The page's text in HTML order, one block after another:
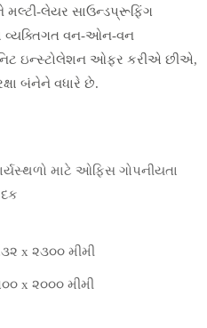
મલ્ટી-લેયર સાઉન્ડપ્રૂફિંગ
વ્યક્તિગત વન-ઓન-વન
ઇન્સ્ટોલેશન ઓફર કરીએ છીએ,
બંનેને વધારે છે.
માટે ઓફિસ ગોપનીયતા
x ૨૩૦૦ મીમી
x ૨૦૦૦ મીમી